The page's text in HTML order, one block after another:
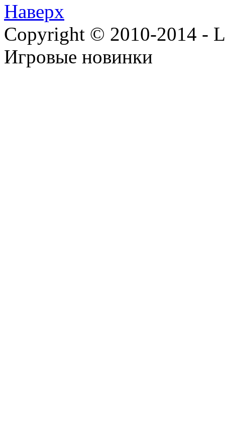
Наверх
Copyright © 2010-2014 -
Игровые новинки